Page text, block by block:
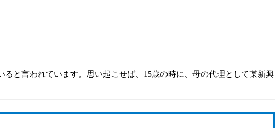
と言われています。思い起こせば、15歳の時に、母の代理として某新興